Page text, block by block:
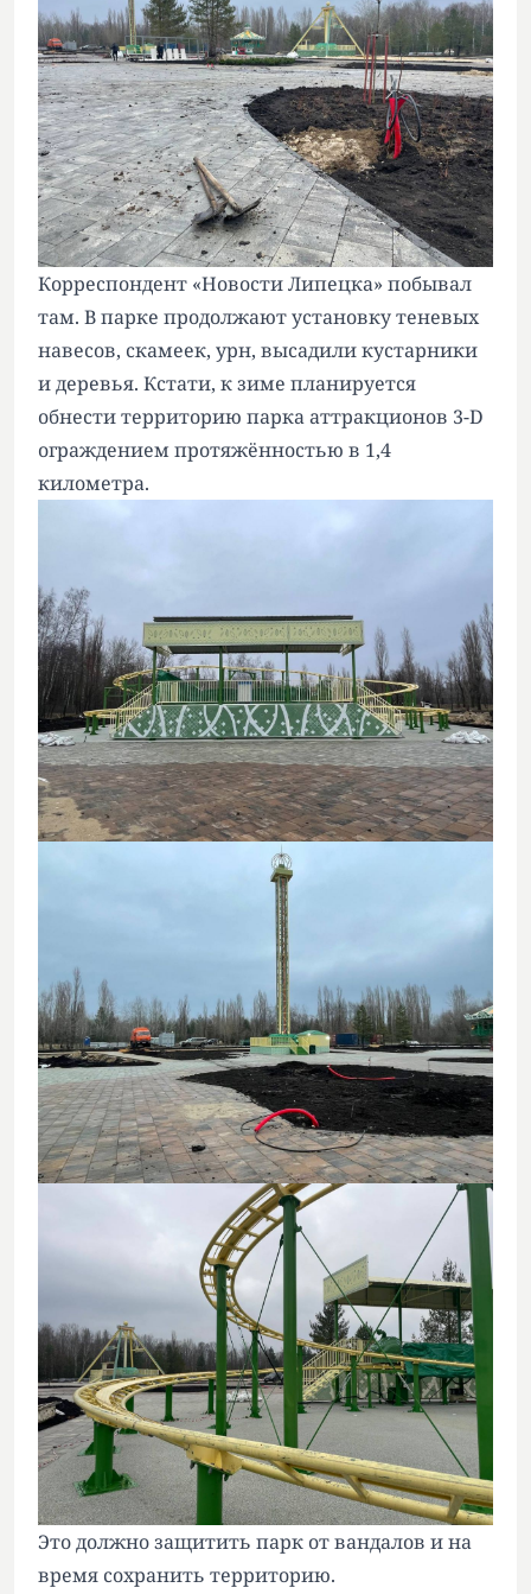
Корреспондент «Новости Липецка» побывал
там. В парке продолжают установку теневых
навесов, скамеек, урн, высадили кустарники
и деревья. Кстати, к зиме планируется
обнести территорию парка аттракционов 3-D
ограждением протяжённостью в 1,4
километра.
Это должно защитить парк от вандалов и на
время сохранить территорию.